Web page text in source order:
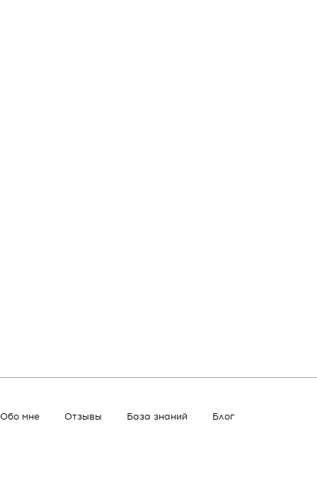
Обо мне Отзывы База знаний Блог